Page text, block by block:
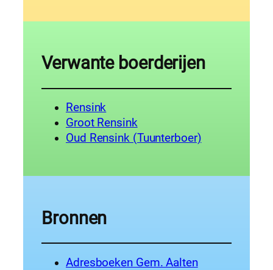
Verwante boerderijen
Rensink
Groot Rensink
Oud Rensink (Tuunterboer)
Bronnen
Adresboeken Gem. Aalten